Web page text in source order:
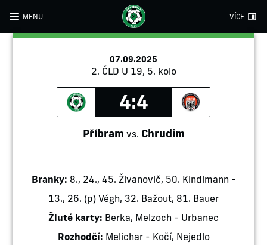
MENU VÍCE
07.09.2025
2. ČLD U 19, 5. kolo
4:4
Příbram vs. Chrudim
Branky: 8., 24., 45. Živanovič, 50. Kindlmann -
13., 26. (p) Végh, 32. Bažout, 81. Bauer
Žluté karty: Berka, Melzoch - Urbanec
Rozhodčí: Melichar - Kočí, Nejedlo